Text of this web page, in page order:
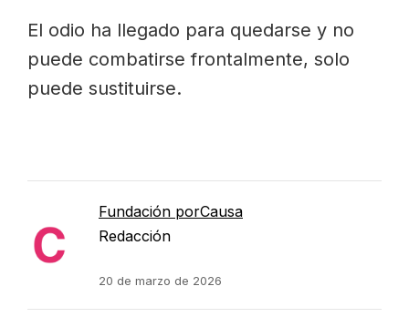
El odio ha llegado para quedarse y no
puede combatirse frontalmente, solo
puede sustituirse.
Fundación porCausa
Redacción
20 de marzo de 2026